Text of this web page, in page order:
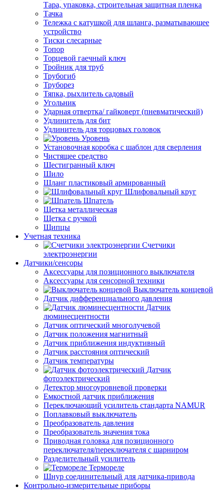
Тара, упаковка, строительная защитная пленка
Тачка
Тележка с катушкой для шланга, разматывающее
устройство
Тиски слесарные
Топор
Торцевой гаечный ключ
Тройник для труб
Трубогиб
Труборез
Тяпка, рыхлитель садовый
Угольник
Ударная отвертка/ гайковерт (пневматический)
Удлинитель для бит
Удлинитель для торцовых головок
Уровень
Установочная коробка с шаблон для сверления
Чистящее средство
Шестигранный ключ
Шило
Шланг пластиковый армированный
Шлифовальный круг
Шпатель
Щетка металлическая
Щетка с ручкой
Щипцы
Учетная техника
Счетчики
электроэнергии
Датчики/сенсоры
Аксессуары для позиционного выключателя
Аксессуары для сенсорной техники
Выключатель концевой
Датчик дифференциального давления
Датчик
люминесцентности
Датчик оптический многолучевой
Датчик положения магнитный
Датчик приближения индуктивный
Датчик расстояния оптический
Датчик температуры
Датчик
фотоэлектрический
Детектор многоуровневой проверки
Емкостной датчик приближения
Переключающий усилитель стандарта NAMUR
Поплавковый выключатель
Преобразователь давления
Преобразователь значения тока
Приводная головка для позиционного
переключателя/переключателя с шарниром
Разделительный усилитель
Термореле
Шнур соединительный для датчика-привода
Контрольно-измерительные приборы